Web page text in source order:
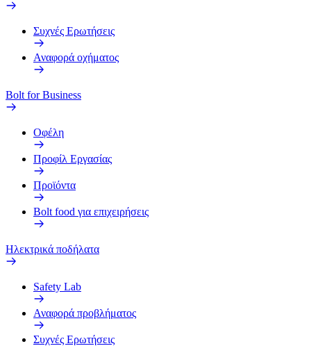
Συχνές Ερωτήσεις
Αναφορά οχήματος
Bolt for Business
Οφέλη
Προφίλ Εργασίας
Προϊόντα
Bolt food για επιχειρήσεις
Ηλεκτρικά ποδήλατα
Safety Lab
Αναφορά προβλήματος
Συχνές Ερωτήσεις